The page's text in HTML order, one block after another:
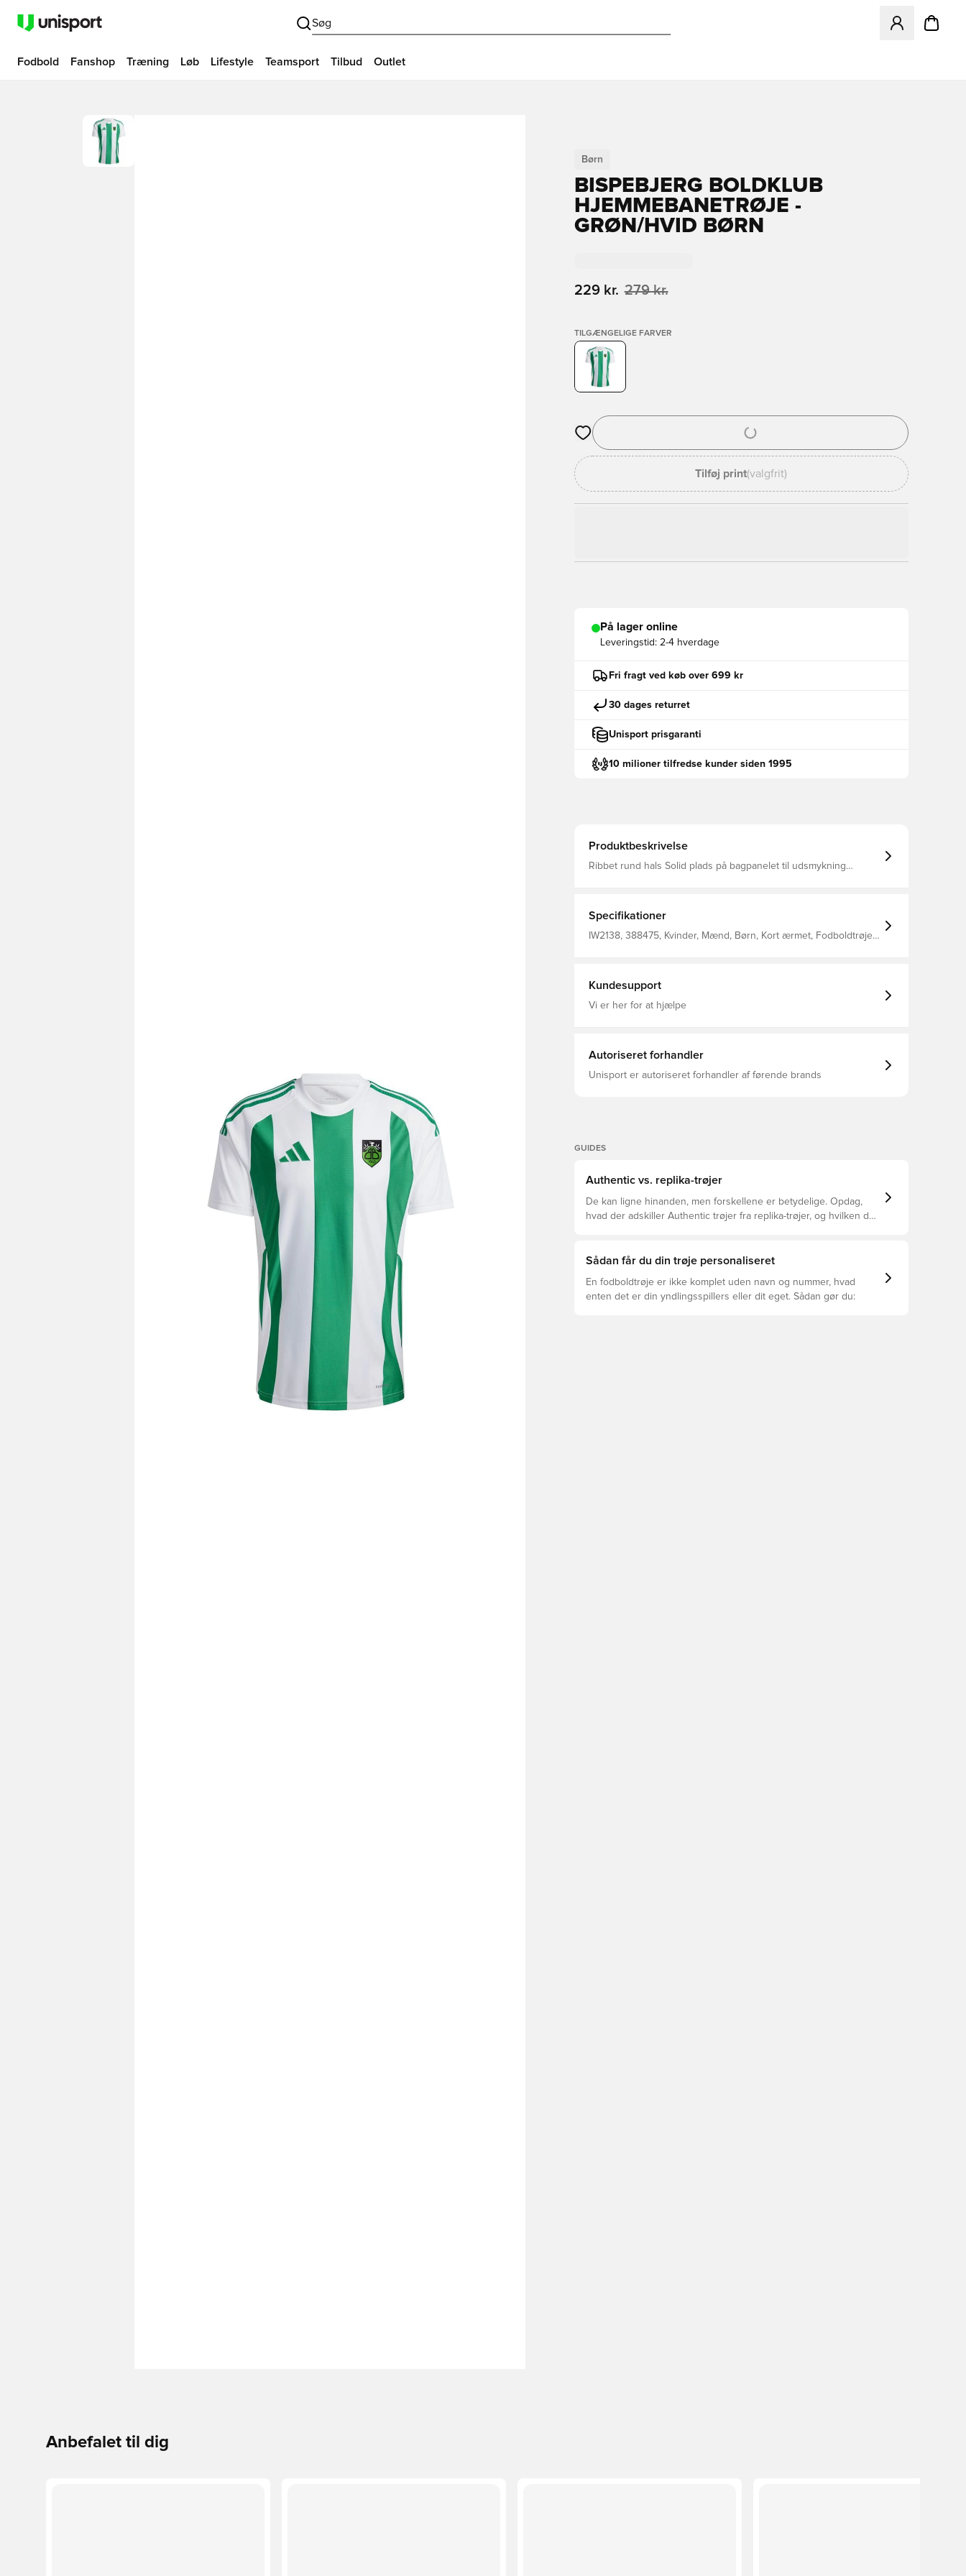
Søg
Åbner en
Fodbold Fanshop Træning Løb Lifestyle Teamsport Tilbud Outlet
Børn
BISPEBJERG BOLDKLUB
HJEMMEBANETRØJE -
GRØN/HVID BØRN
229 kr. 279 kr.
TILGÆNGELIGE FARVER
Åbner en Modal til at logge ind eller tilmelde dig som medlem
Tilføj print(valgfrit)
På lager online
Leveringstid: 2-4 hverdage
Fri fragt ved køb over 699 kr
30 dages returret
Unisport prisgaranti
10 milioner tilfredse kunder siden 1995
Produktbeskrivelse
Ribbet rund hals Solid plads på bagpanelet til udsmykning
Specifikationer
IW2138, 388475, Kvinder, Mænd, Børn, Kort ærmet, Fodboldtrøjer,
Kundesupport
Vi er her for at hjælpe
Autoriseret forhandler
Unisport er autoriseret forhandler af førende brands
GUIDES
Authentic vs. replika-trøjer
De kan ligne hinanden, men forskellene er betydelige. Opdag,
hvad der adskiller Authentic trøjer fra replika-trøjer, og hvilken der
Sådan får du din trøje personaliseret
En fodboldtrøje er ikke komplet uden navn og nummer, hvad
enten det er din yndlingsspillers eller dit eget. Sådan gør du:
Anbefalet til dig